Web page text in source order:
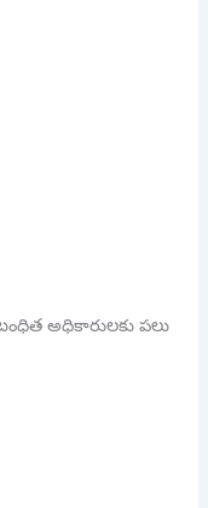
అధికారులకు పలు